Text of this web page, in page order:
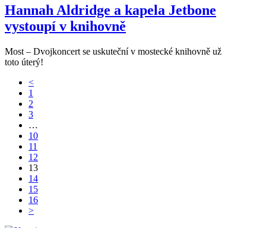
Hannah Aldridge a kapela Jetbone
vystoupí v knihovně
Most – Dvojkoncert se uskuteční v mostecké knihovně už
toto úterý!
<
1
2
3
…
10
11
12
13
14
15
16
>